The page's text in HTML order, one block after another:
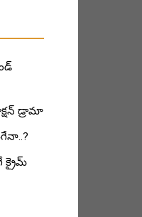
డ్రామా
క్రైమ్